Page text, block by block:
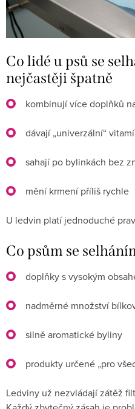
Co lidé u psů se
nejčastěji špatně
kombinují více doplňků
dávají „univerzální“
sahají po bylinkách bez
mění krmení příliš rychle
U ledvin platí jednoduché
Co psům se
doplňky s vysokým
nadměrné množství
silně aromatické byliny
produkty určené „pro
Ledviny už nezvládají zátěž